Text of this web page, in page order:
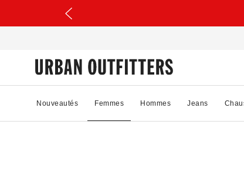
Nouveautés Femmes Hommes Jeans